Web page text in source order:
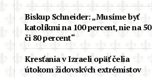
Biskup Schneider: „Musíme byť
katolíkmi na 100 percent, nie na 50
či 80 percent“
Kresťania v Izraeli opäť čelia
útokom židovských extrémistov